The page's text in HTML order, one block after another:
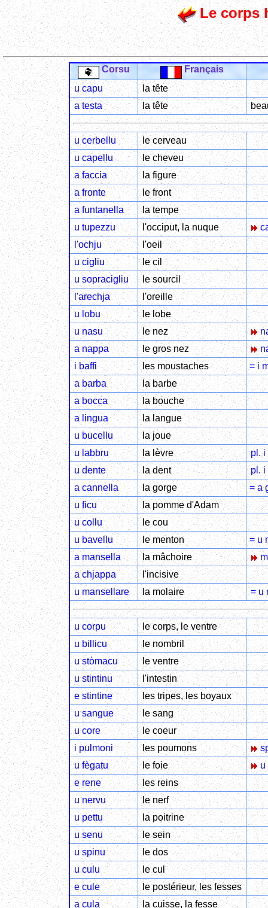
Le corps
Corsu
Français
u capu
la tête
a testa
la tête
u cerbellu
le cerveau
u capellu
le cheveu
a faccia
la figure
a fronte
le front
a funtanella
la tempe
u tupezzu
l'occiput, la nuque
l'ochju
l'oeil
u cigliu
le cil
u sopracigliu
le sourcil
l'arechja
l'oreille
u lobu
le lobe
u nasu
le nez
a nappa
le gros nez
i baffi
les moustaches
= i
a barba
la barbe
a bocca
la bouche
a lingua
la langue
u bucellu
la joue
u labbru
la lèvre
pl. i
u dente
la dent
pl. i
a cannella
la gorge
= a
u ficu
la pomme d'Adam
u collu
le cou
u bavellu
le menton
= u
a mansella
la mâchoire
a chjappa
l'incisive
u mansellare
la molaire = u
u corpu
le corps, le ventre
u billicu
le nombril
u stòmacu
le ventre
u stintinu
l'intestin
e stintine
les tripes, les boyaux
u sangue
le sang
u core
le coeur
i pulmoni
les poumons
u fègatu
le foie
u
e rene
les reins
u nervu
le nerf
u pettu
la poitrine
u senu
le sein
u spinu
le dos
u culu
le cul
e cule
le postérieur, les fesses
a cula
la cuisse, la fesse